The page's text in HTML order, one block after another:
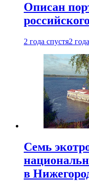
Описан
2 года спустя2
Семь
в